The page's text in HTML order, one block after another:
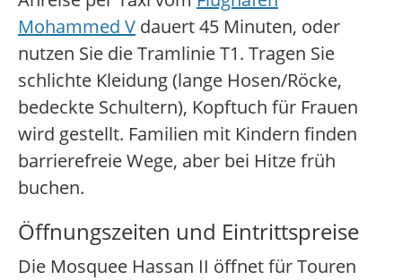
Mohammed V dauert 45 Minuten, oder
nutzen Sie die Tramlinie T1. Tragen Sie
schlichte Kleidung (lange Hosen/Röcke,
bedeckte Schultern), Kopftuch für Frauen
wird gestellt. Familien mit Kindern finden
barrierefreie Wege, aber bei Hitze früh
buchen.
Öffnungszeiten und Eintrittspreise
Die Mosquee Hassan II öffnet für Touren